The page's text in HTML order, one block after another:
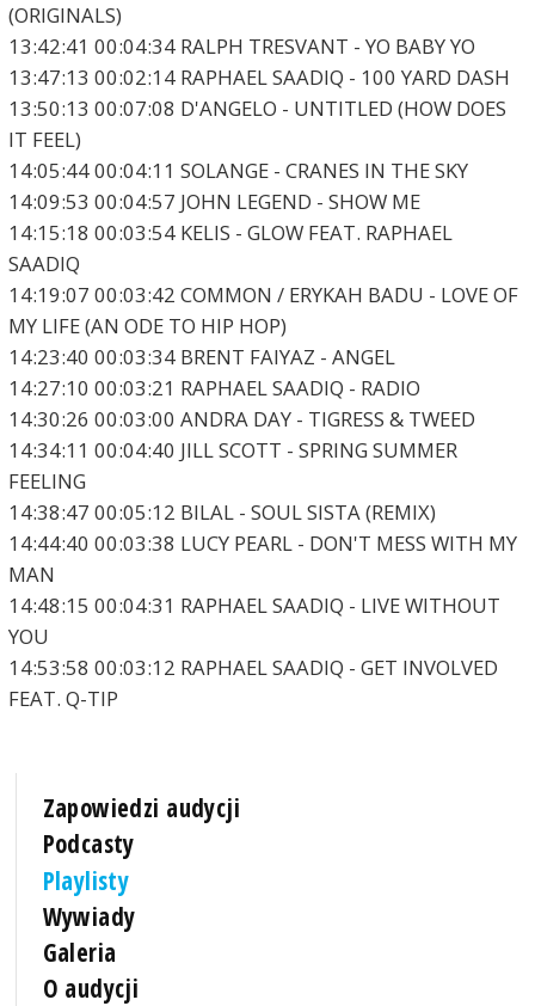
(ORIGINALS)
13:42:41 00:04:34 RALPH TRESVANT - YO BABY YO
13:47:13 00:02:14 RAPHAEL SAADIQ - 100 YARD DASH
13:50:13 00:07:08 D'ANGELO - UNTITLED (HOW DOES
IT FEEL)
14:05:44 00:04:11 SOLANGE - CRANES IN THE SKY
14:09:53 00:04:57 JOHN LEGEND - SHOW ME
14:15:18 00:03:54 KELIS - GLOW FEAT. RAPHAEL
SAADIQ
14:19:07 00:03:42 COMMON / ERYKAH BADU - LOVE OF
MY LIFE (AN ODE TO HIP HOP)
14:23:40 00:03:34 BRENT FAIYAZ - ANGEL
14:27:10 00:03:21 RAPHAEL SAADIQ - RADIO
14:30:26 00:03:00 ANDRA DAY - TIGRESS & TWEED
14:34:11 00:04:40 JILL SCOTT - SPRING SUMMER
FEELING
14:38:47 00:05:12 BILAL - SOUL SISTA (REMIX)
14:44:40 00:03:38 LUCY PEARL - DON'T MESS WITH MY
MAN
14:48:15 00:04:31 RAPHAEL SAADIQ - LIVE WITHOUT
YOU
14:53:58 00:03:12 RAPHAEL SAADIQ - GET INVOLVED
FEAT. Q-TIP
Zapowiedzi audycji
Podcasty
Playlisty
Wywiady
Galeria
O audycji